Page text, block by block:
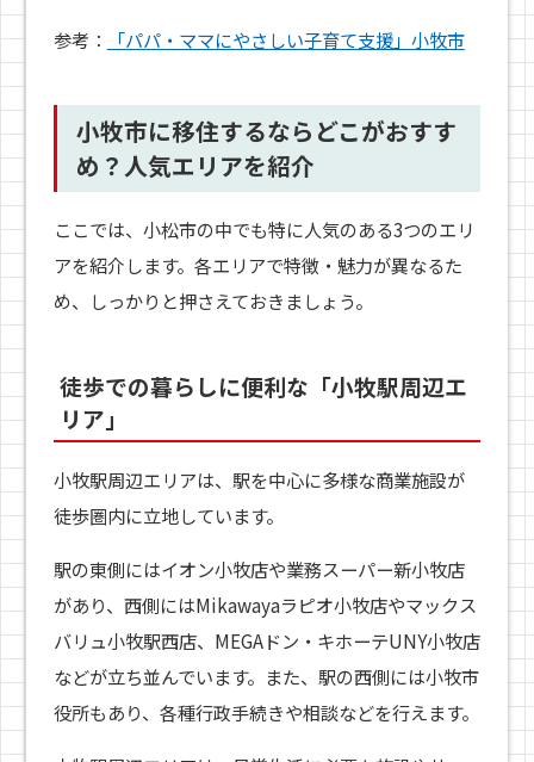
参考： 「パパ・ママにやさしい子育て支援」小牧市
小牧市に移住するならどこがおすす
め？人気エリアを紹介
ここでは、小松市の中でも特に人気のある3つのエリ
アを紹介します。各エリアで特徴・魅力が異なるた
め、しっかりと押さえておきましょう。
徒歩での暮らしに便利な「小牧駅周辺エ
リア」
小牧駅周辺エリアは、駅を中心に多様な商業施設が
徒歩圏内に立地しています。
駅の東側にはイオン小牧店や業務スーパー新小牧店
があり、西側にはMikawayaラピオ小牧店やマックス
バリュ小牧駅西店、MEGAドン・キホーテUNY小牧店
などが立ち並んでいます。また、駅の西側には小牧市
役所もあり、各種行政手続きや相談などを行えます。